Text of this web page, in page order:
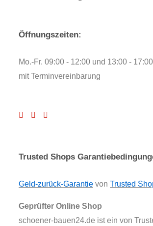
Öffnungszeiten:
Mo.-Fr. 09:00 - 12:00 und 13:00 -
mit Terminvereinbarung
Trusted Shops
Geld-zurück-Garantie von Trusted
Geprüfter Online Shop
schoener-bauen24.de ist ein von